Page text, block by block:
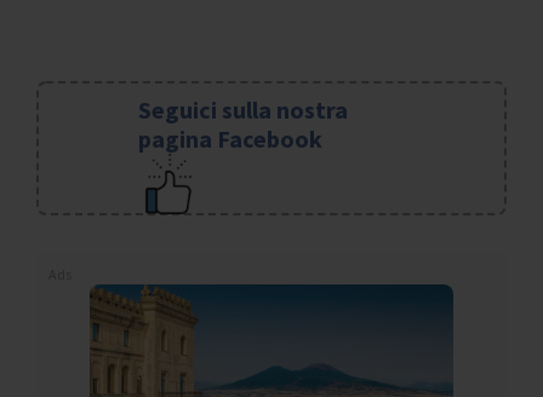
Seguici sulla nostra
pagina Facebook